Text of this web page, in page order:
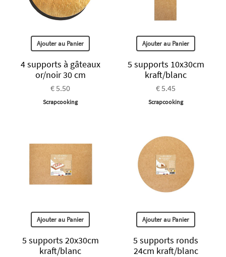
Ajouter au Panier
4 supports à gâteaux
or/noir 30 cm
€ 5.50
Scrapcooking
Ajouter au Panier
5 supports 10x30cm
kraft/blanc
€ 5.45
Scrapcooking
Ajouter au Panier
5 supports 20x30cm
kraft/blanc
Ajouter au Panier
5 supports ronds
24cm kraft/blanc